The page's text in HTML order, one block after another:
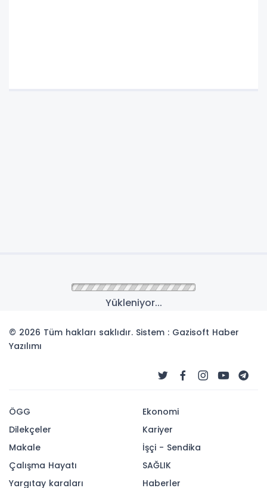
Yükleniyor...
© 2026 Tüm hakları saklıdır. Sistem : Gazisoft Haber
Yazılımı
ÖGG
Dilekçeler
Makale
Çalışma Hayatı
Yargıtay karaları
Ekonomi
Kariyer
İşçi - Sendika
SAĞLIK
Haberler